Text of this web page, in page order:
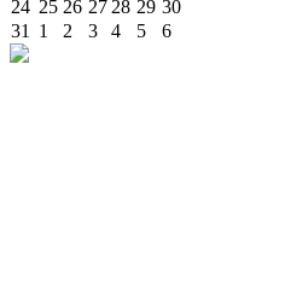
24 25 26 27 28 29 30
31
1 2 3 4 5 6